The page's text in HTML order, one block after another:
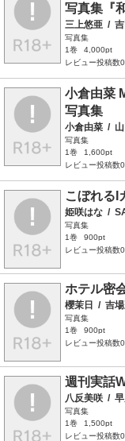
写真集『
三上悠亜 /
写真集
1巻
4,000pt
レビュー投稿数
小倉由菜
写真集
小倉由菜 /
写真集
1巻
1,600pt
レビュー投稿数
こぼれるI
姫咲はな /
写真集
1巻
900pt
レビュー投稿数
ホテル密
櫻茉日 / 吉
写真集
1巻
900pt
レビュー投稿数
週刊実話
八反美咲 /
写真集
1巻
1,500pt
レビュー投稿数